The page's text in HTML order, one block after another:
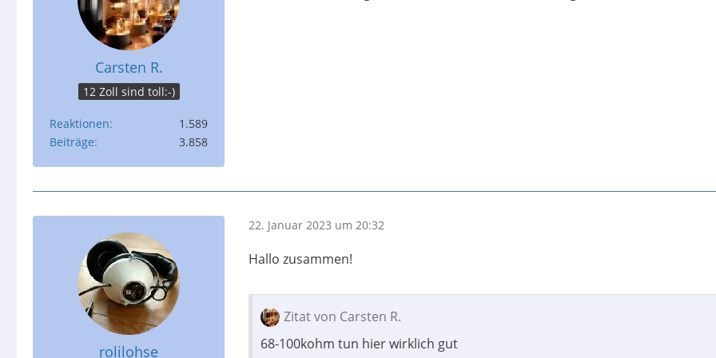
Carsten R.
12 Zoll sind toll:-)
Reaktionen
1.589
Beiträge
3.858
rolilohse
22. Januar 2023 um 20:32
Hallo zusammen!
Zitat von Carsten R.
68-100kohm tun hier wirklich gut